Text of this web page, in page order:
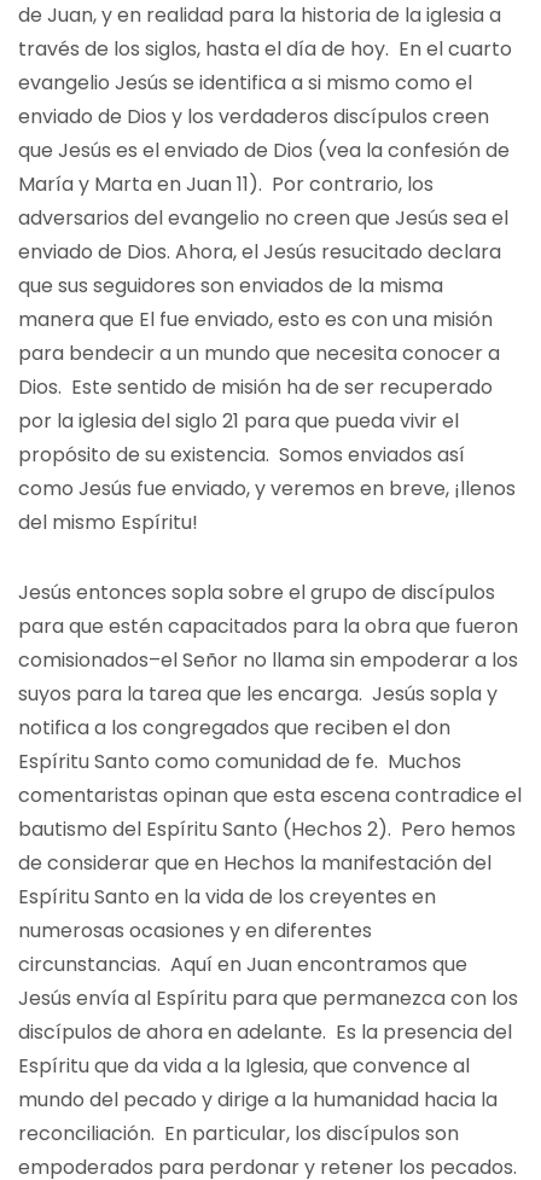
de Juan, y en realidad para la historia de la iglesia a
través de los siglos, hasta el día de hoy. En el cuarto
evangelio Jesús se identifica a si mismo como el
enviado de Dios y los verdaderos discípulos creen
que Jesús es el enviado de Dios (vea la confesión de
María y Marta en Juan 11). Por contrario, los
adversarios del evangelio no creen que Jesús sea el
enviado de Dios. Ahora, el Jesús resucitado declara
que sus seguidores son enviados de la misma
manera que El fue enviado, esto es con una misión
para bendecir a un mundo que necesita conocer a
Dios. Este sentido de misión ha de ser recuperado
por la iglesia del siglo 21 para que pueda vivir el
propósito de su existencia. Somos enviados así
como Jesús fue enviado, y veremos en breve, ¡llenos
del mismo Espíritu!
Jesús entonces sopla sobre el grupo de discípulos
para que estén capacitados para la obra que fueron
comisionados–el Señor no llama sin empoderar a los
suyos para la tarea que les encarga. Jesús sopla y
notifica a los congregados que reciben el don
Espíritu Santo como comunidad de fe. Muchos
comentaristas opinan que esta escena contradice el
bautismo del Espíritu Santo (Hechos 2). Pero hemos
de considerar que en Hechos la manifestación del
Espíritu Santo en la vida de los creyentes en
numerosas ocasiones y en diferentes
circunstancias. Aquí en Juan encontramos que
Jesús envía al Espíritu para que permanezca con los
discípulos de ahora en adelante. Es la presencia del
Espíritu que da vida a la Iglesia, que convence al
mundo del pecado y dirige a la humanidad hacia la
reconciliación. En particular, los discípulos son
empoderados para perdonar y retener los pecados.